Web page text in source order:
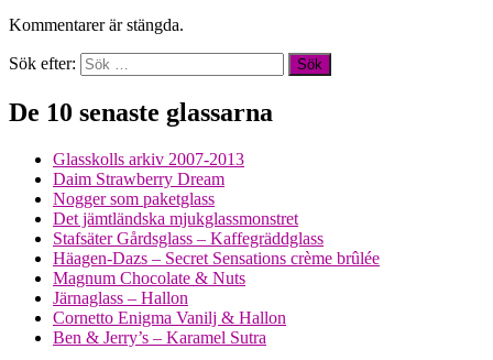
Kommentarer är stängda.
Sök efter:
De 10 senaste glassarna
Glasskolls arkiv 2007-2013
Daim Strawberry Dream
Nogger som paketglass
Det jämtländska mjukglassmonstret
Stafsäter Gårdsglass – Kaffegräddglass
Häagen-Dazs – Secret Sensations crème brûlée
Magnum Chocolate & Nuts
Järnaglass – Hallon
Cornetto Enigma Vanilj & Hallon
Ben & Jerry’s – Karamel Sutra